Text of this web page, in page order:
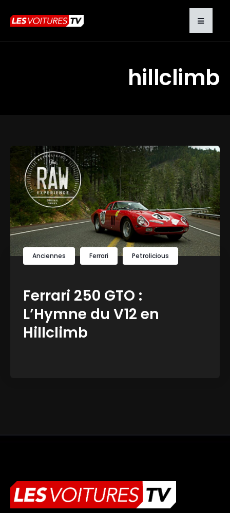
hillclimb
Anciennes Ferrari Petrolicious
Ferrari 250 GTO :
L’Hymne du V12 en
Hillclimb